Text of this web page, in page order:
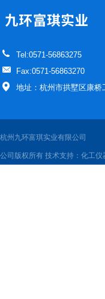
Tel:0571-56863275
Fax:0571-56863270
地址：杭州市拱墅区康桥
杭州九环富琪实业有限公司
公司版权所有 技术支持： 化工仪